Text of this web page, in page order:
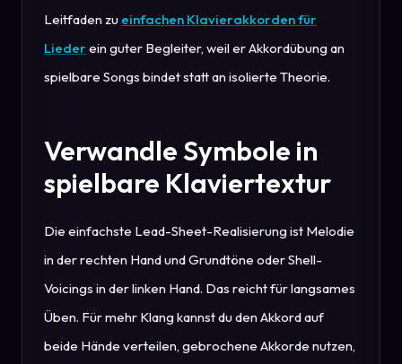
Leitfaden zu einfachen Klavierakkorden für
Lieder ein guter Begleiter, weil er Akkordübung an
spielbare Songs bindet statt an isolierte Theorie.
Verwandle Symbole in
spielbare Klaviertextur
Die einfachste Lead-Sheet-Realisierung ist Melodie
in der rechten Hand und Grundtöne oder Shell-
Voicings in der linken Hand. Das reicht für langsames
Üben. Für mehr Klang kannst du den Akkord auf
beide Hände verteilen, gebrochene Akkorde nutzen,